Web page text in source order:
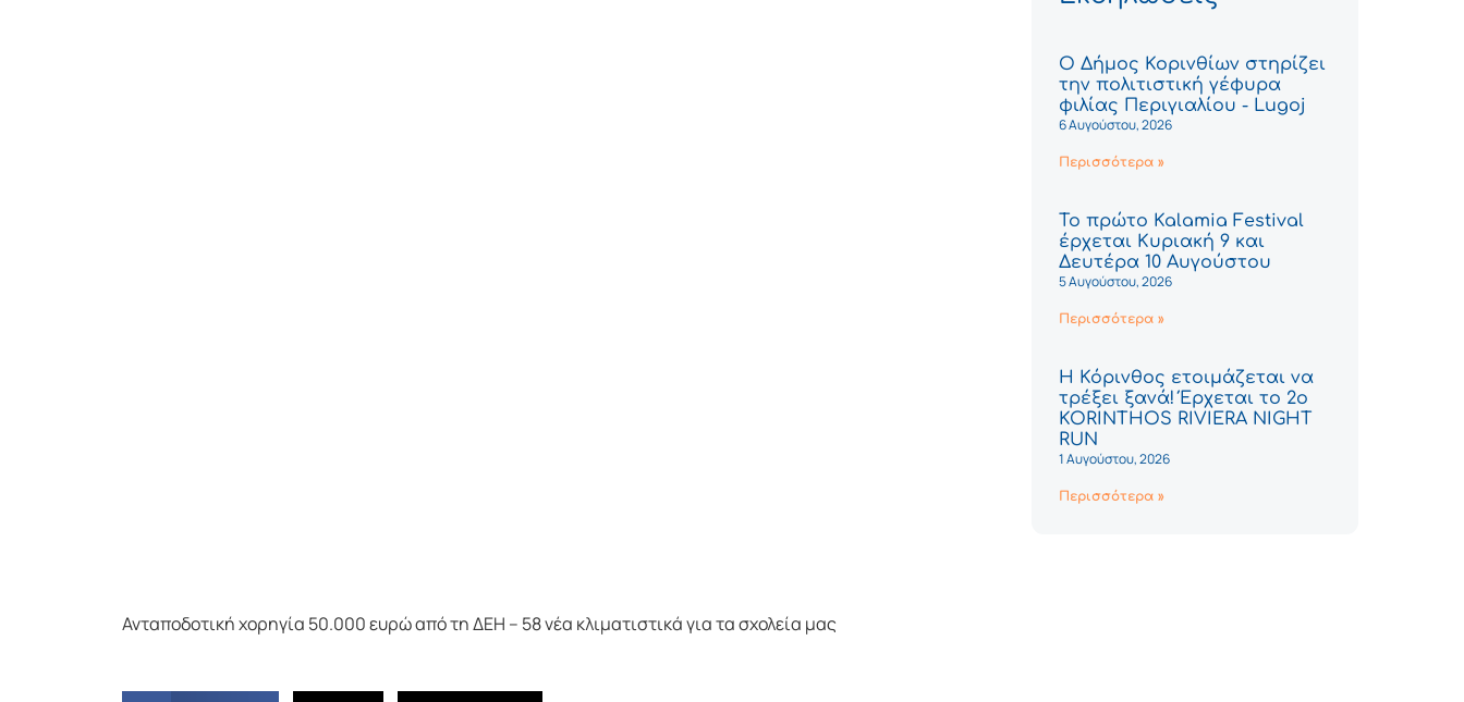
Ο Δήμος Κορινθίων στηρίζει
την πολιτιστική γέφυρα
φιλίας Περιγιαλίου - Lugoj
6 Αυγούστου, 2026
Περισσότερα »
Το πρώτο Kalamia Festival
έρχεται Κυριακή 9 και
Δευτέρα 10 Αυγούστου
5 Αυγούστου, 2026
Περισσότερα »
Η Κόρινθος ετοιμάζεται να
τρέξει ξανά! Έρχεται το 2ο
KORINTHOS RIVIERA NIGHT
RUN
1 Αυγούστου, 2026
Περισσότερα »
Ανταποδοτική χορηγία 50.000 ευρώ από τη ΔΕΗ – 58 νέα κλιματιστικά για τα σχολεία μας